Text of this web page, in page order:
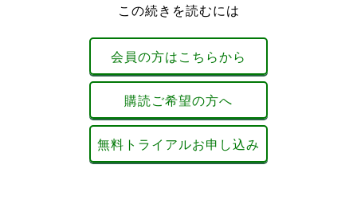
この続きを読むには
会員の方はこちらから
購読ご希望の方へ
無料トライアルお申し込み